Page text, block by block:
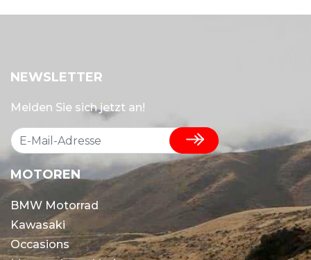
NEWSLETTER
Melden Sie sich jetzt an!
MOTOREN
BMW Motorrad
Kawasaki
Occasions